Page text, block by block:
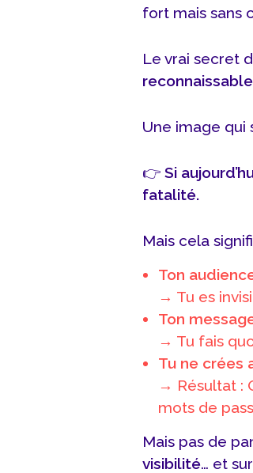
fort mais sans
Le vrai secret
Une image qui
👉 Si
fatalité.
Mais cela
Ton
→ Tu es
Ton
→ Tu fais
Tu ne crées
→ Résultat :
mots de
Mais pas de
visibilité… et